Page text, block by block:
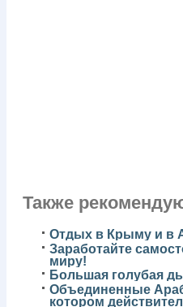
Также
Отдых в Крыму и в
Заработайте
миру!
Большая голубая
Объединенные
котором